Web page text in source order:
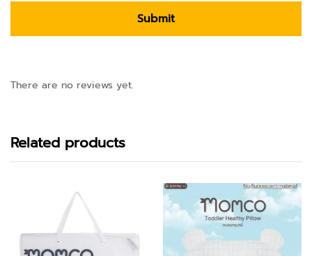
There are no reviews yet.
Related products